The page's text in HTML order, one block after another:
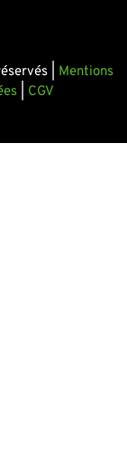
| Mentions
CGV